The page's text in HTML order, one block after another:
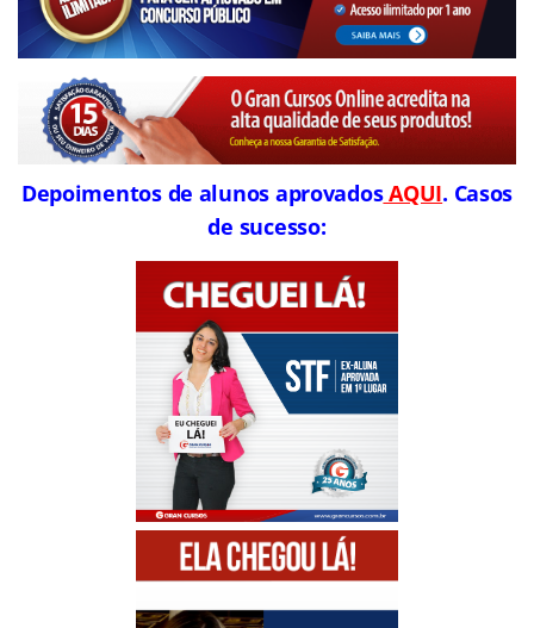
Depoimentos de alunos aprovadosAQUI. Casos
de sucesso: